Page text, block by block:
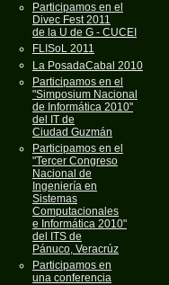
Participamos en el
Divec Fest 2011
de la U de G - CUCEI
FLISoL 2011
La PosadaCabal 2010
Participamos en el
"Simposium Nacional
de Informática 2010"
del IT de
Ciudad Guzmán
Participamos en el
"Tercer Congreso
Nacional de
Ingeniería en
Sistemas
Computacionales
e Informática 2010"
del ITS de
Pánuco, Veracrúz
Participamos en
una conferencia